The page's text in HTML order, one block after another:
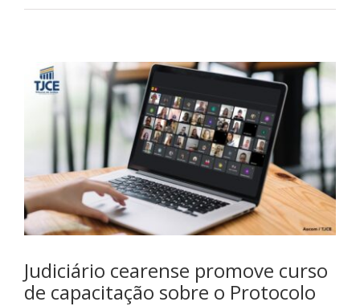
Judiciário cearense promove curso
de capacitação sobre o Protocolo